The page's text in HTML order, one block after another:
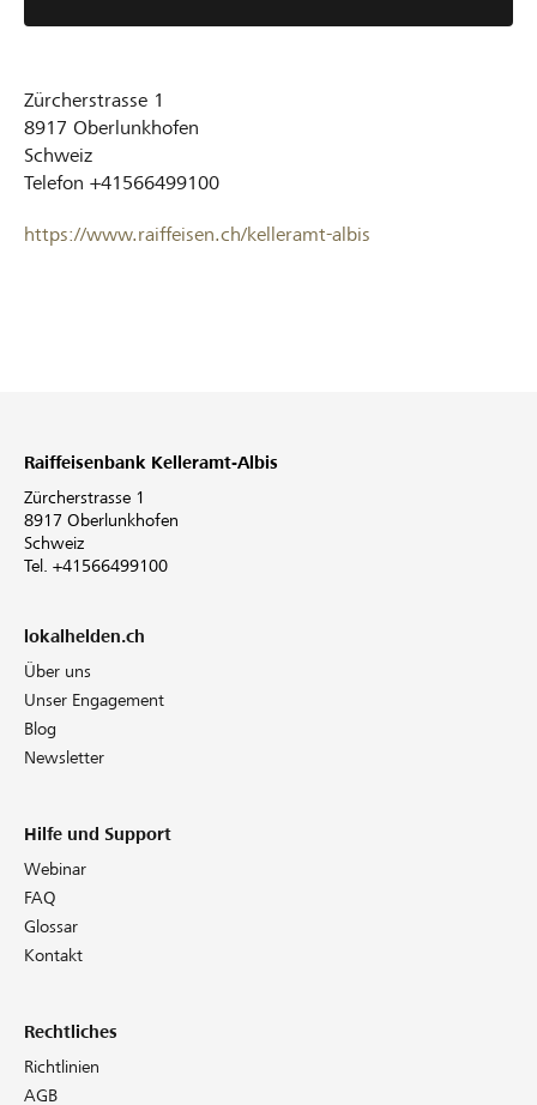
Zürcherstrasse 1
8917 Oberlunkhofen
Schweiz
Telefon +41566499100
https://www.raiffeisen.ch/kelleramt-albis
Raiffeisenbank Kelleramt-Albis
Zürcherstrasse 1
8917 Oberlunkhofen
Schweiz
Tel. +41566499100
lokalhelden.ch
Über uns
Unser Engagement
Blog
Newsletter
Hilfe und Support
Webinar
FAQ
Glossar
Kontakt
Rechtliches
Richtlinien
AGB